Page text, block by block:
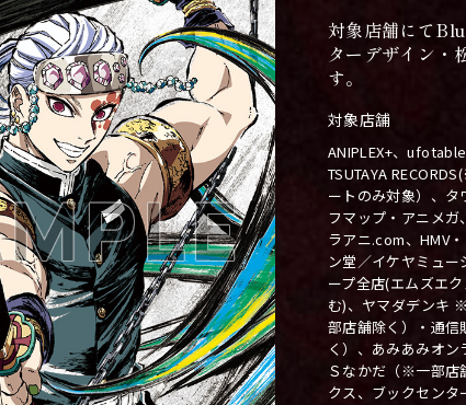
対象店舗にて
ターデザイン・
す。
対象店舗
ANIPLEX+、
TSUTAYA
ートのみ対象）、
フマップ・アニメ
ラアニ.com、HMV
ン堂／イケヤミュ
ープ全店(エムズエ
む)、ヤマダデンキ
部店舗除く）・通
く）、あみあみオ
Ｓなかだ（※一部店
クス、ブックセンタ